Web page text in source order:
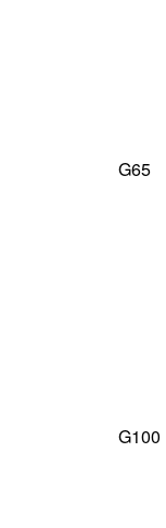
G65
G100